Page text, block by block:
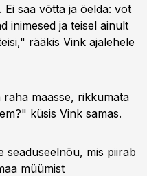
saa võtta ja öelda: vot
inimesed ja teisel ainult
rääkis Vink ajalehele
maasse, rikkumata
küsis Vink samas.
seaduseelnõu, mis piirab
müümist